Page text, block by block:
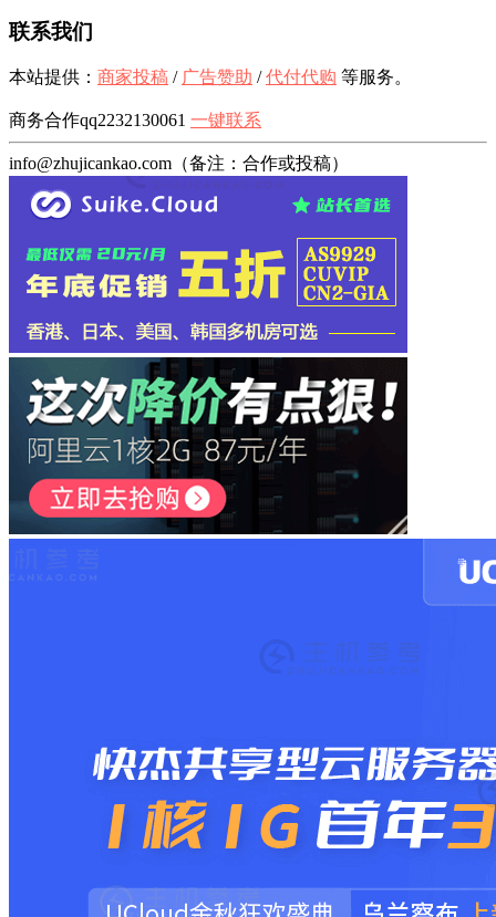
联系我们
本站提供： 商家投稿 / 广告赞助 /代付代购 等服务。
商务合作qq2232130061 一键联系
info@zhujicankao.com（备注：合作或投稿）